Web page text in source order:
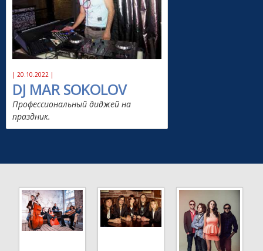
| 20.10.2022 |
DJ MAR SOKOLOV
Профессиональный диджей на
праздник.